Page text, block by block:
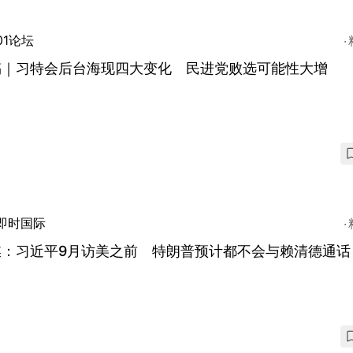
论坛
习特会后台海现四大变化 民进党败选可能性大增
时国际
习近平9月访美之前 特朗普预计都不会与赖清德通话